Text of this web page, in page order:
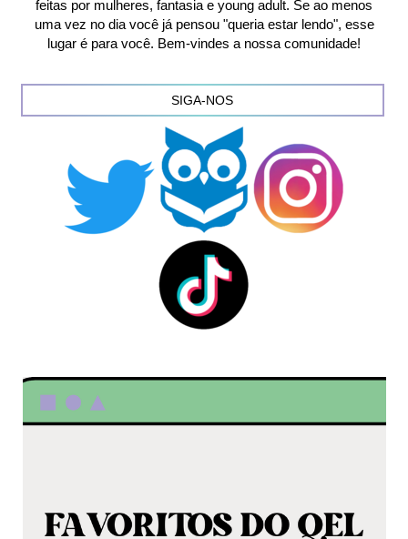
feitas por mulheres, fantasia e young adult. Se ao menos
uma vez no dia você já pensou "queria estar lendo", esse
lugar é para você. Bem-vindes a nossa comunidade!
SIGA-NOS